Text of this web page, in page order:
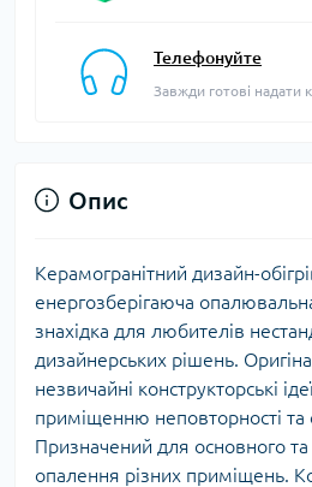
Телефонуйте
Завжди готові надати
Опис
Керамогранітний дизайн-
енергозберігаюча
знахідка для любителів
дизайнерських рішень.
незвичайні конструкторські
приміщенню неповторності та
Призначений для основного
опалення різних приміщень.